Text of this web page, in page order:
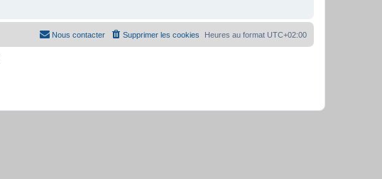
Heures au format UTC+02:00
Supprimer les cookies
Nous contacter